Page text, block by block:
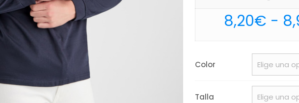
8,20€ -
Color
Talla